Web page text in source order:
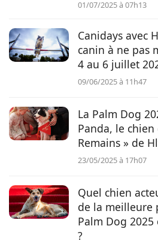
01/07/2025 à 07h13
Canidays avec
canin à ne pas
4 au 6 juillet
09/06/2025 à 11h47
La Palm Dog
Panda, le chien
Remains » de
23/05/2025 à 17h07
Quel chien
de la meilleure
Palm Dog 2025
?